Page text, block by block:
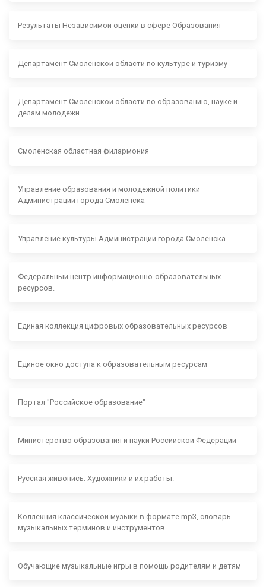
Результаты Независимой оценки в сфере Образования
Департамент Смоленской области по культуре и туризму
Департамент Смоленской области по образованию, науке и
делам молодежи
Смоленская областная филармония
Управление образования и молодежной политики
Администрации города Смоленска
Управление культуры Администрации города Смоленска
Федеральный центр информационно-образовательных
ресурсов.
Единая коллекция цифровых образовательных ресурсов
Единое окно доступа к образовательным ресурсам
Портал "Российское образование"
Министерство образования и науки Российской Федерации
Русская живопись. Художники и их работы.
Коллекция классической музыки в формате mp3, словарь
музыкальных терминов и инструментов.
Обучающие музыкальные игры в помощь родителям и детям